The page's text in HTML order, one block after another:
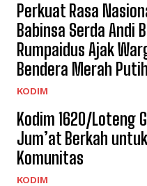
Perkuat Rasa
Babinsa Serda Andi
Rumpaidus Ajak
Bendera Merah Putih
KODIM
Kodim 1620/Loteng
Jum’at Berkah untuk
Komunitas
KODIM